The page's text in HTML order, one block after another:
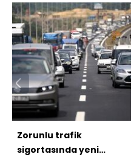
Zorunlu trafik
sigortasında yeni